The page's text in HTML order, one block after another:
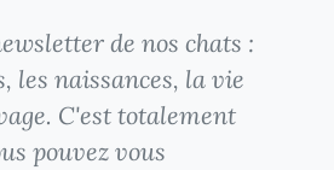
de nos chats :
les naissances, la vie
C'est totalement
pouvez vous